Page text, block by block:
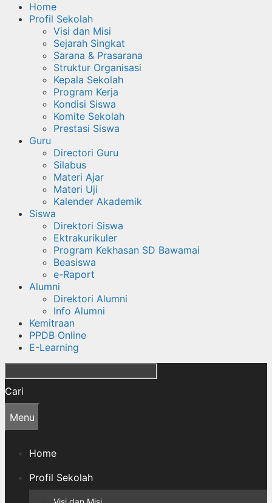
Home
Profil Sekolah
Visi dan Misi
Sejarah Singkat
Sarana & Prasarana
Struktur Organisasi
Kepala Sekolah
Program Kerja
Kondisi Siswa
Komite Sekolah
Prestasi Siswa
Guru
Directori Guru
Silabus
Materi Ajar
Materi Uji
Kalender Akademik
Siswa
Direktori Siswa
Ektrakurikuler
Program Kekhasan SD Bawamai
Beasiswa
e-Raport
Alumni
Direktori Alumni
Info Alumni
Kemitraan
PPDB Online
E-Learning
Cari
Menu
Home
Profil Sekolah